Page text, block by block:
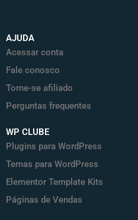
AJUDA
Acessar conta
Fale conosco
Torne-se afiliado
Perguntas frequentes
WP CLUBE
Plugins para WordPress
Temas para WordPress
Elementor Template Kits
Páginas de Vendas